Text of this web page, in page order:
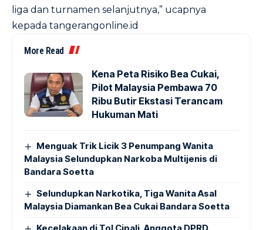
liga dan turnamen selanjutnya,” ucapnya
kepada tangerangonline.id
More Read
Kena Peta Risiko Bea Cukai,
Pilot Malaysia Pembawa 70
Ribu Butir Ekstasi Terancam
Hukuman Mati
Menguak Trik Licik 3 Penumpang Wanita
Malaysia Selundupkan Narkoba Multijenis di
Bandara Soetta
Selundupkan Narkotika, Tiga Wanita Asal
Malaysia Diamankan Bea Cukai Bandara Soetta